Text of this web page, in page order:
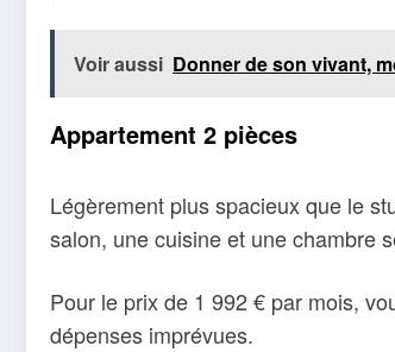
Voir aussi Donner de son vivant,
Appartement 2 pièces
Légèrement plus spacieux que le
salon, une cuisine et une chambre
Pour le prix de 1 992 € par mois,
dépenses imprévues.